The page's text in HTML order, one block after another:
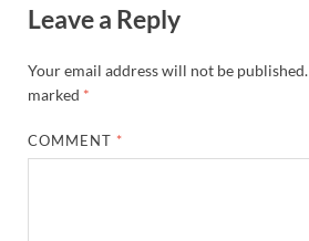
Leave a Reply
Your email address will not be published.
marked *
COMMENT *